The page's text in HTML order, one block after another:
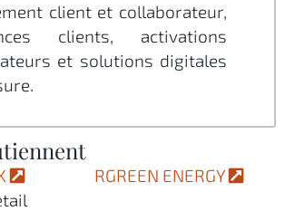
client et collaborateur,
clients, activations
et solutions digitales
RGREEN ENERGY